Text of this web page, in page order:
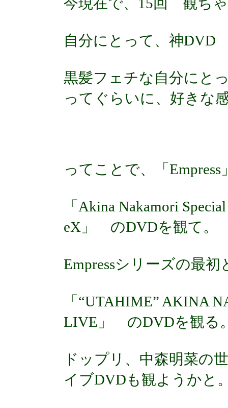
自分にとって、神
黒髪フェチな自分にと
ってぐらいに、好きな
ってことで、「
「Akina Nakamori
eX」 のDVDを観て。
Empressシリーズの最
「“UTAHIME” AKINA
LIVE」 のDVDを観る
ドップリ、中森明菜の
イブDVDも観ようかと